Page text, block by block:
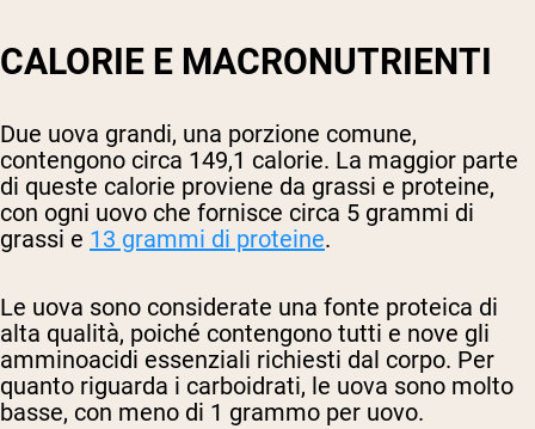
CALORIE E MACRONUTRIENTI
Due uova grandi, una porzione comune,
contengono circa 149,1 calorie. La maggior parte
di queste calorie proviene da grassi e proteine,
con ogni uovo che fornisce circa 5 grammi di
grassi e 13 grammi di proteine.
Le uova sono considerate una fonte proteica di
alta qualità, poiché contengono tutti e nove gli
amminoacidi essenziali richiesti dal corpo. Per
quanto riguarda i carboidrati, le uova sono molto
basse, con meno di 1 grammo per uovo.